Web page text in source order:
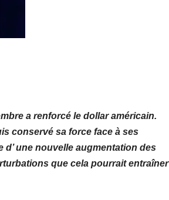
a renforcé le dollar américain.
conservé sa force face à ses
une nouvelle augmentation des
que cela pourrait entraîner
de